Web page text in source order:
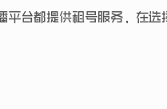
台都提供租号服务，在